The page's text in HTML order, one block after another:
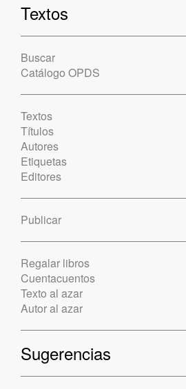
Textos
Buscar
Catálogo OPDS
Textos
Títulos
Autores
Etiquetas
Editores
Publicar
Regalar libros
Cuentacuentos
Texto al azar
Autor al azar
Sugerencias